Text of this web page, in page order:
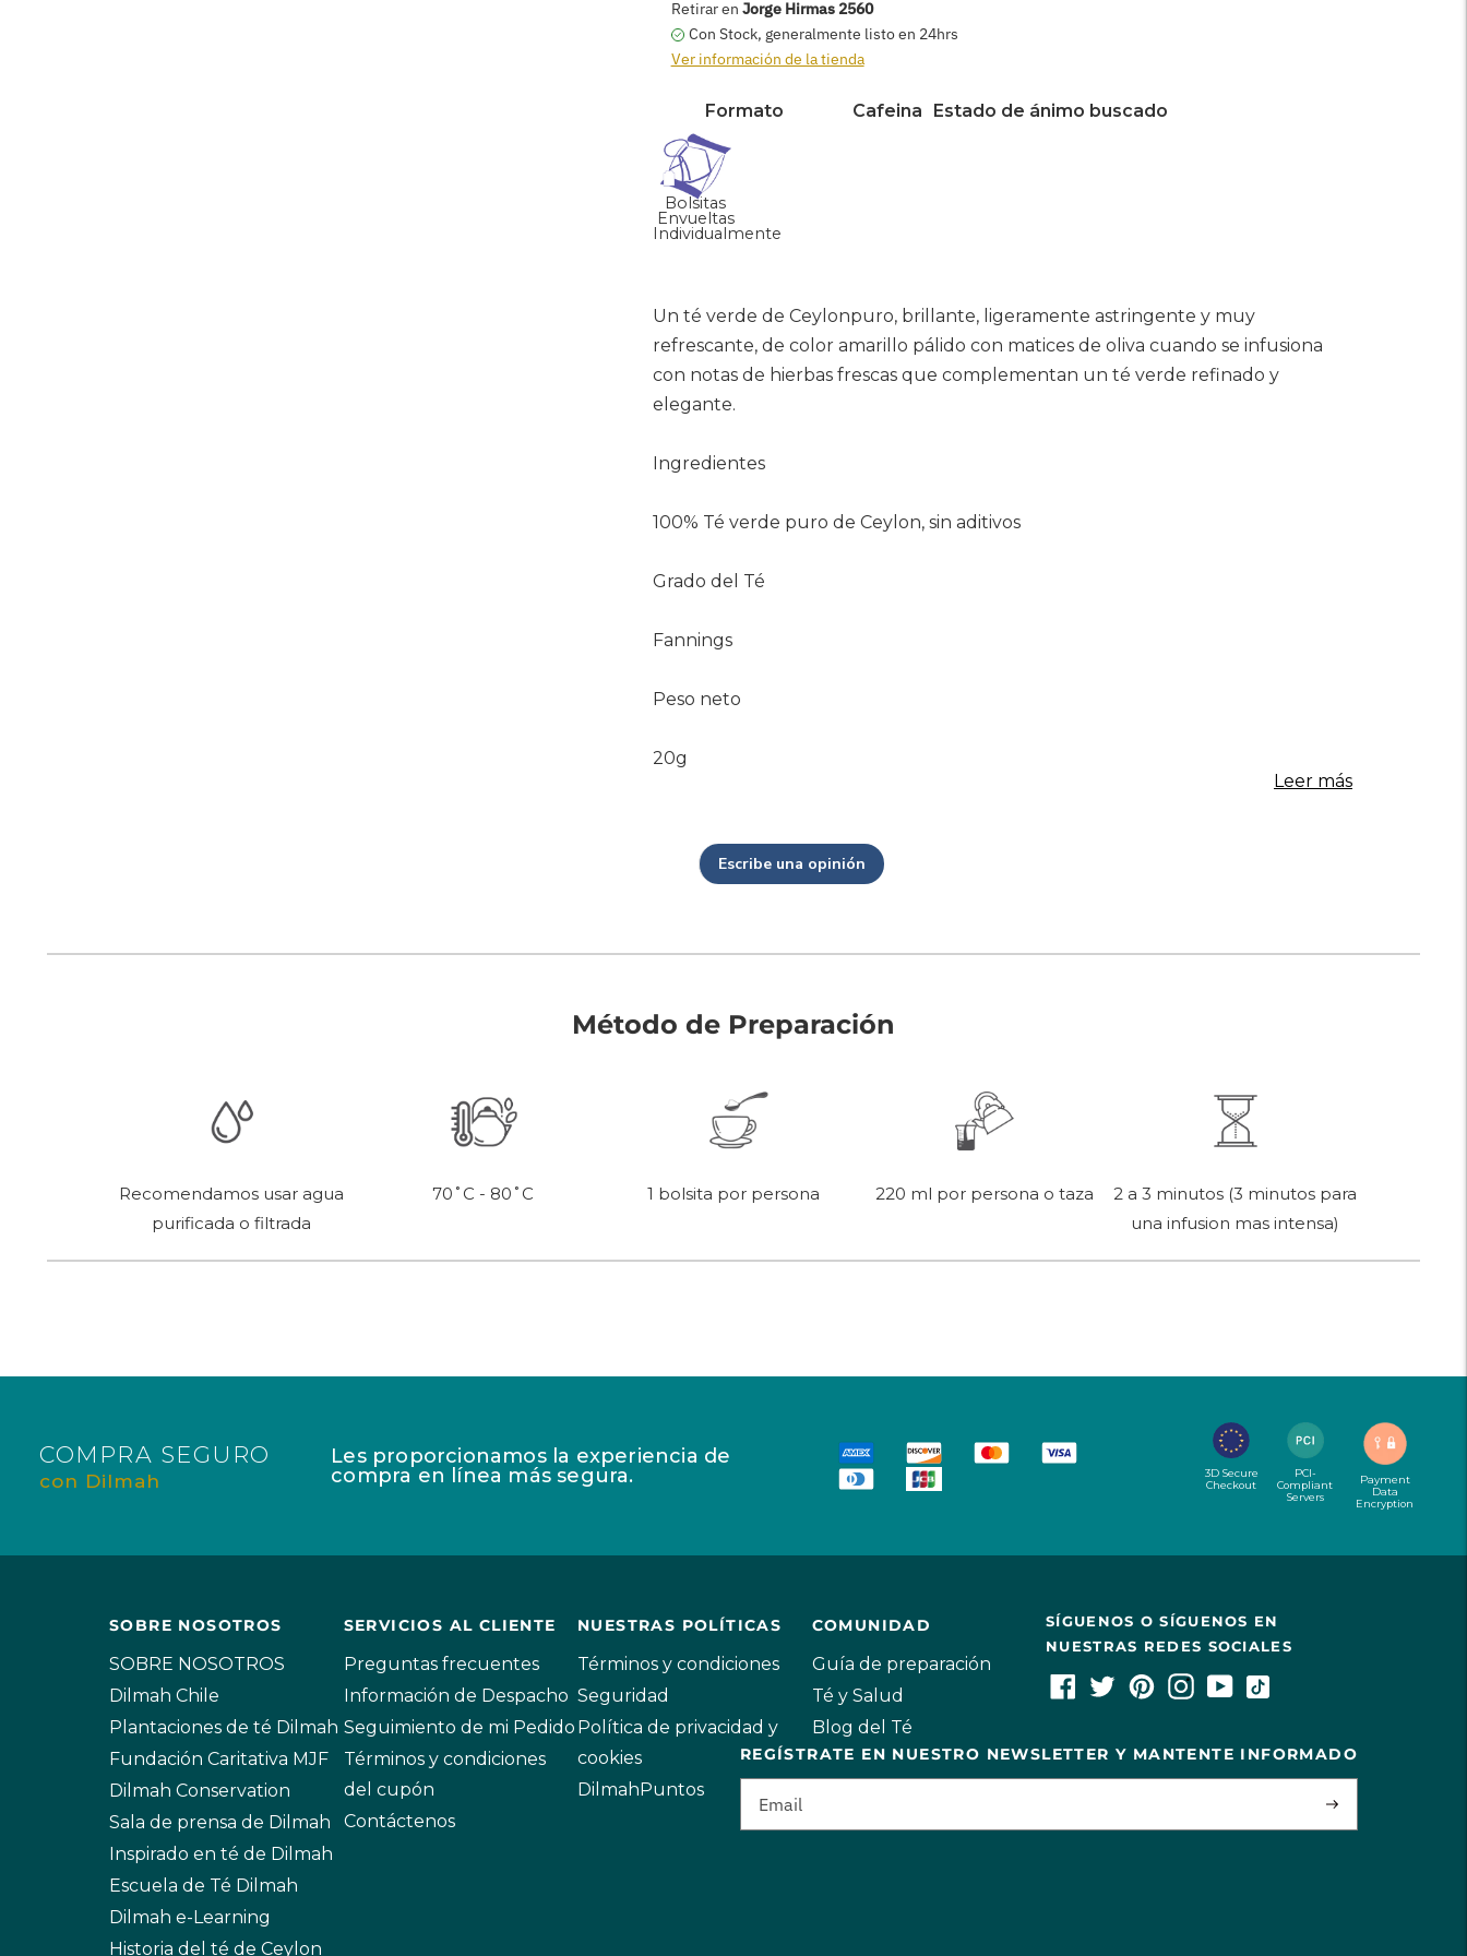
Retirar en Jorge Hirmas 2560
Con Stock, generalmente listo en 24hrs
Ver información de la tienda
Formato
Bolsitas
Envueltas
Individualmente
Cafeina Estado de ánimo buscado
Un té verde de Ceylonpuro, brillante, ligeramente astringente y muy
refrescante, de color amarillo pálido con matices de oliva cuando se infusiona
con notas de hierbas frescas que complementan un té verde refinado y
elegante.
Ingredientes
100% Té verde puro de Ceylon, sin aditivos
Grado del Té
Fannings
Peso neto
20g
Leer más
Escribe una opinión
Método de Preparación
Recomendamos usar agua
purificada o filtrada
70˚C - 80˚C 1 bolsita por persona 220 ml por persona o taza
2 a 3 minutos (3 minutos para
una infusion mas intensa)
COMPRA SEGURO
con Dilmah
Les proporcionamos la experiencia de
compra en línea más segura.
3D Secure
Checkout
PCI-
Compliant
Servers
Payment
Data
Encryption
SOBRE NOSOTROS
SOBRE NOSOTROS
Dilmah Chile
Plantaciones de té Dilmah
Fundación Caritativa MJF
Dilmah Conservation
Sala de prensa de Dilmah
Inspirado en té de Dilmah
Escuela de Té Dilmah
Dilmah e-Learning
Historia del té de Ceylon
SERVICIOS AL CLIENTE
Preguntas frecuentes
Información de Despacho
Seguimiento de mi Pedido
Términos y condiciones
del cupón
Contáctenos
NUESTRAS POLÍTICAS
Términos y condiciones
Seguridad
Política de privacidad y
cookies
DilmahPuntos
COMUNIDAD
Guía de preparación
Té y Salud
Blog del Té
SÍGUENOS O SÍGUENOS EN
NUESTRAS REDES SOCIALES
REGÍSTRATE EN NUESTRO NEWSLETTER Y MANTENTE INFORMADO